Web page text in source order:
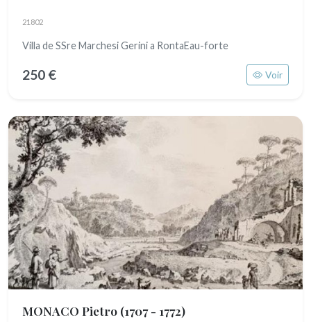
21802
Villa de SSre Marchesi Gerini a RontaEau-forte
250 € Voir
MONACO Pietro (1707 - 1772)